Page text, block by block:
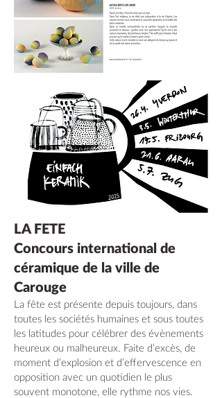
LA FETE
Concours international de
céramique de la ville de
Carouge
La fête est présente depuis toujours, dans
toutes les sociétés humaines et sous toutes
les latitudes pour célébrer des évènements
heureux ou malheureux. Faite d’excès, de
moment d’explosion et d’effervescence en
opposition avec un quotidien le plus
souvent monotone, elle rythme nos vies.